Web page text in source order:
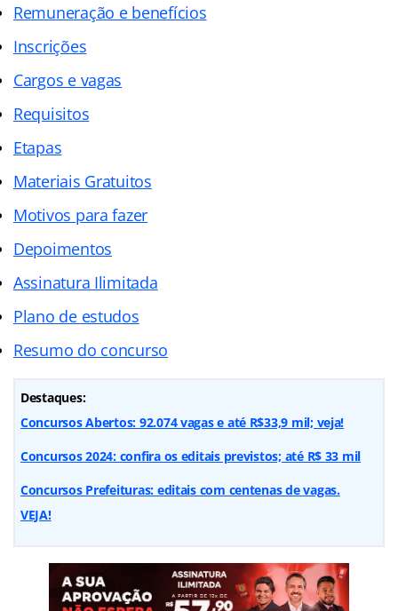
Remuneração e benefícios
Inscrições
Cargos e vagas
Requisitos
Etapas
Materiais Gratuitos
Motivos para fazer
Depoimentos
Assinatura Ilimitada
Plano de estudos
Resumo do concurso
Destaques:
Concursos Abertos: 92.074 vagas e até R$33,9 mil; veja!
Concursos 2024: confira os editais previstos; até R$ 33 mil
Concursos Prefeituras: editais com centenas de vagas.
VEJA!